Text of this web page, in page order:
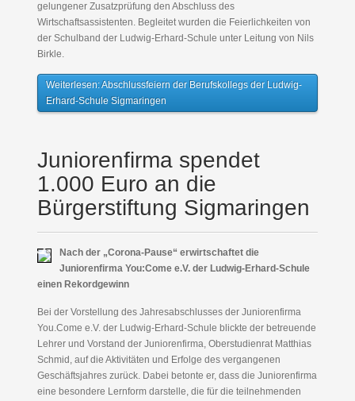
gelungener Zusatzprüfung den Abschluss des
Wirtschaftsassistenten. Begleitet wurden die Feierlichkeiten von
der Schulband der Ludwig-Erhard-Schule unter Leitung von Nils
Birkle.
Weiterlesen: Abschlussfeiern der Berufskollegs der Ludwig-
Erhard-Schule Sigmaringen
Juniorenfirma spendet
1.000 Euro an die
Bürgerstiftung Sigmaringen
Nach der „Corona-Pause“ erwirtschaftet die
Juniorenfirma You:Come e.V. der Ludwig-Erhard-Schule
einen Rekordgewinn
Bei der Vorstellung des Jahresabschlusses der Juniorenfirma
You.Come e.V. der Ludwig-Erhard-Schule blickte der betreuende
Lehrer und Vorstand der Juniorenfirma, Oberstudienrat Matthias
Schmid, auf die Aktivitäten und Erfolge des vergangenen
Geschäftsjahres zurück. Dabei betonte er, dass die Juniorenfirma
eine besondere Lernform darstelle, die für die teilnehmenden